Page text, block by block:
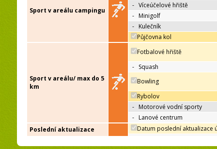
Sport v areálu campingu
- Víceúčelové hřiště
- Minigolf
- Kulečník
Půjčovna kol
Sport v areálu/ max do 5
km
Fotbalové hřiště
- Squash
Bowling
Rybolov
- Motorové vodní sporty
- Lanové centrum
Poslední aktualizace
Datum poslední aktualizace